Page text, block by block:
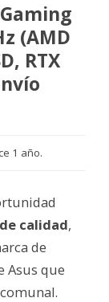
(AMD
RTX
1 año.
calidad,
de
Asus que